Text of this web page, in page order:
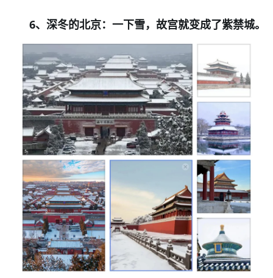
6、深冬的北京：一下雪，故宫就变成了紫禁城。